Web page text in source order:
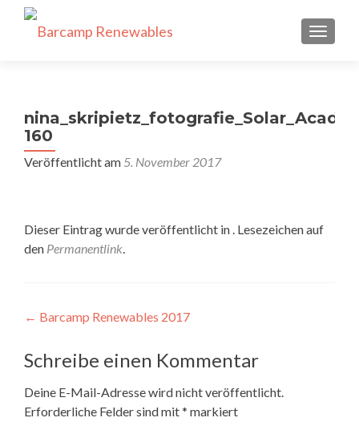
160
Veröffentlicht am 5. November 2017
Dieser Eintrag wurde veröffentlicht in . Lesezeichen auf
den Permanentlink.
Beitragsnavigation
← Barcamp Renewables 2017
Schreibe einen Kommentar
Deine E-Mail-Adresse wird nicht veröffentlicht.
Erforderliche Felder sind mit* markiert